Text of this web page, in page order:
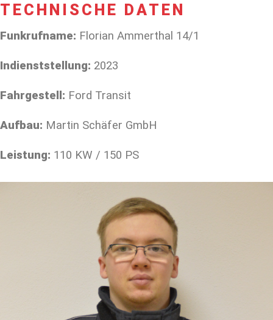
TECHNISCHE DATEN
Funkrufname: Florian Ammerthal 14/1
Indienststellung: 2023
Fahrgestell: Ford Transit
Aufbau: Martin Schäfer GmbH
Leistung: 110 KW / 150 PS